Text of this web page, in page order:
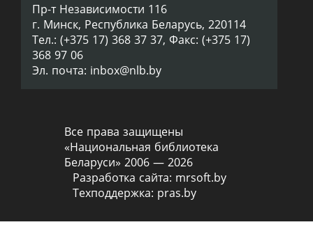
Пр-т Независимости 116
г. Минск, Республика Беларусь, 220114
Тел.: (+375 17) 368 37 37, Факс: (+375 17)
368 97 06
Эл. почта: inbox@nlb.by
Все права защищены
«Национальная библиотека
Беларуси» 2006 — 2026
Разработка сайта: mrsoft.by
Техподдержка: pras.by